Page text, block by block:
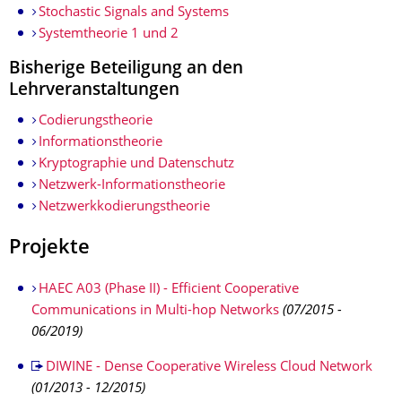
Stochastic Signals and Systems
Systemtheorie 1 und 2
Bisherige Beteiligung an den
Lehrveranstaltungen
Codierungstheorie
Informationstheorie
Kryptographie und Datenschutz
Netzwerk-Informationstheorie
Netzwerkkodierungstheorie
Projekte
HAEC A03 (Phase II) - Efficient Cooperative
Communications in Multi-hop Networks (07/2015 -
06/2019)
DIWINE - Dense Cooperative Wireless Cloud Network
(01/2013 - 12/2015)